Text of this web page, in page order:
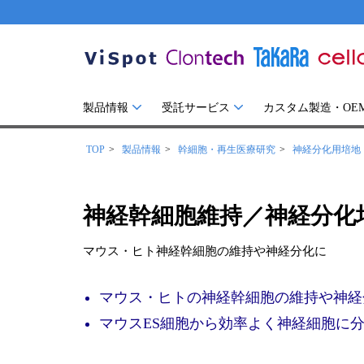
製品情報 受託サービス カスタム製造・
TOP 製品情報 幹細胞・再生医療研究 神経分化用培地
神経幹細胞維持／神経分
マウス・ヒト神経幹細胞の維持や神経分化に
マウス・ヒトの神経幹細胞の維持や神
マウスES細胞から効率よく神経細胞に